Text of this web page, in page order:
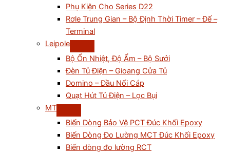
Phụ Kiện Cho Series D22
Rơle Trung Gian – Bộ Định Thời Timer – Đế –
Terminal
Leipole
Bộ Ổn Nhiệt, Độ Ẩm – Bộ Sưởi
Đèn Tủ Điện – Gioang Cửa Tủ
Domino – Đầu Nối Cáp
Quạt Hút Tủ Điện – Lọc Bụi
MT
Biến Dòng Bảo Vệ PCT Đúc Khối Epoxy
Biến Dòng Đo Lường MCT Đúc Khối Epoxy
Biến dòng đo lường RCT